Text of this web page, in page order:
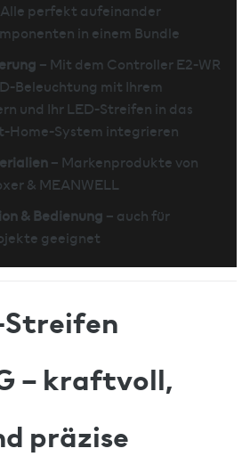
perfekt aufeinander
in einem Bundle
– Mit dem Controller E2-WR
Beleuchtung mit Ihrem
und Ihr LED-Streifen in das
Home-System integrieren
– Markenprodukte von
& MEANWELL
& Bedienung – auch für
geeignet
Streifen
– kraftvoll,
präzise